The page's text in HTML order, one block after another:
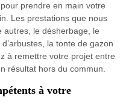
prendre en main votre
Les prestations que nous
autres, le désherbage, le
la tonte de gazon
à remettre votre projet entre
résultat hors du commun.
à votre